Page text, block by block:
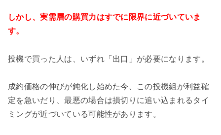
しかし、実需層の購買力はすでに限界に近づいていま
す。
投機で買った人は、いずれ「出口」が必要になります。
成約価格の伸びが鈍化し始めた今、この投機組が利益確
定を急いだり、最悪の場合は損切りに追い込まれるタイ
ミングが近づいている可能性があります。